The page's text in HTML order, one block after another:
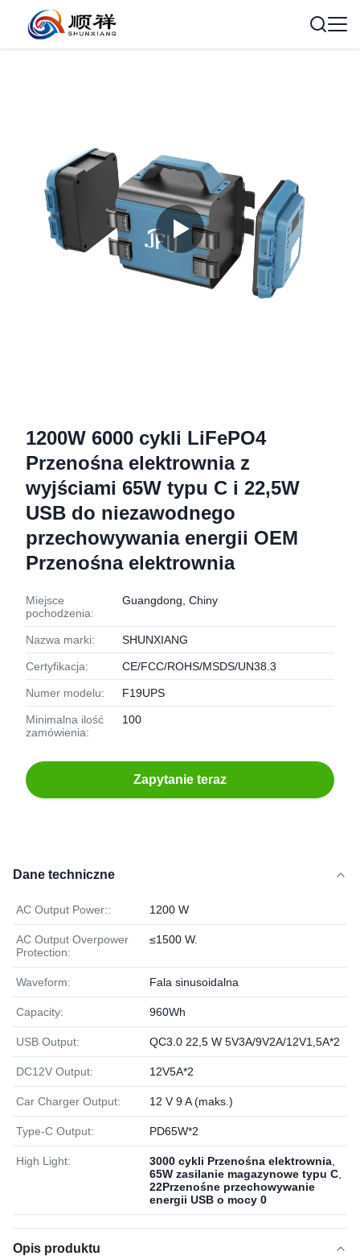
1200W 6000 cykli LiFePO4
Przenośna elektrownia z
wyjściami 65W typu C i 22,5W
USB do niezawodnego
przechowywania energii OEM
Przenośna elektrownia
Miejsce
pochodzenia:
Guangdong, Chiny
Nazwa marki: SHUNXIANG
Certyfikacja: CE/FCC/ROHS/MSDS/UN38.3
Numer modelu: F19UPS
Minimalna ilość
zamówienia:
100
Zapytanie teraz
Dane techniczne
AC Output Power:: 1200 W
AC Output Overpower
Protection:
≤1500 W.
Waveform: Fala sinusoidalna
Capacity: 960Wh
USB Output: QC3.0 22,5 W 5V3A/9V2A/12V1,5A*2
DC12V Output: 12V5A*2
Car Charger Output: 12 V 9 A (maks.)
Type-C Output: PD65W*2
High Light: 3000 cykli Przenośna elektrownia
65W zasilanie magazynowe typu C
22Przenośne przechowywanie
energii USB o mocy 0
Opis produktu